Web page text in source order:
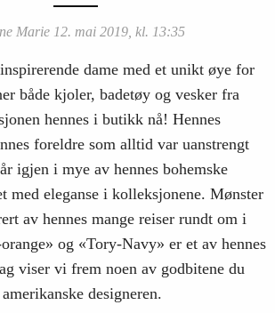
Marie 12. mai 2019, kl. 13:35
dame med et unikt øye for
både kjoler, badetøy og vesker fra
hennes i butikk nå! Hennes
foreldre som alltid var uanstrengt
igjen i mye av hennes bohemske
med eleganse i kolleksjonene. Mønster
av hennes mange reiser rundt om i
og «Tory-Navy» er et av hennes
viser vi frem noen av godbitene du
designeren.